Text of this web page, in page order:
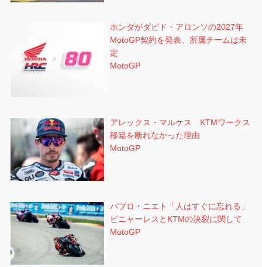
ホンダがダビド・アロンソの2027年
MotoGP契約を発表、所属チームは未
定
MotoGP
アレックス・マルケス KTMワークス
移籍を断れなかった理由
MotoGP
パブロ・ニエト「人はすぐに忘れる」
ビニャーレスとKTMの決裂に関して
MotoGP